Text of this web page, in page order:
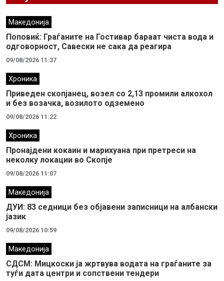
Македонија
Поповиќ: Граѓаните на Гостивар бараат чиста вода и
одговорност, Савески не сака да реагира
09/08/2026 11:37
Хроника
Приведен скопјанец, возел со 2,13 промили алкохол
и без возачка, возилото одземено
09/08/2026 11:22
Хроника
Пронајдени кокаин и марихуана при претреси на
неколку локации во Скопје
09/08/2026 11:07
Македонија
ДУИ: 83 седници без објавени записници на албански
јазик
09/08/2026 10:59
Македонија
СДСМ: Мицкоски ја жртвува водата на граѓаните за
туѓи дата центри и сопствени тендери